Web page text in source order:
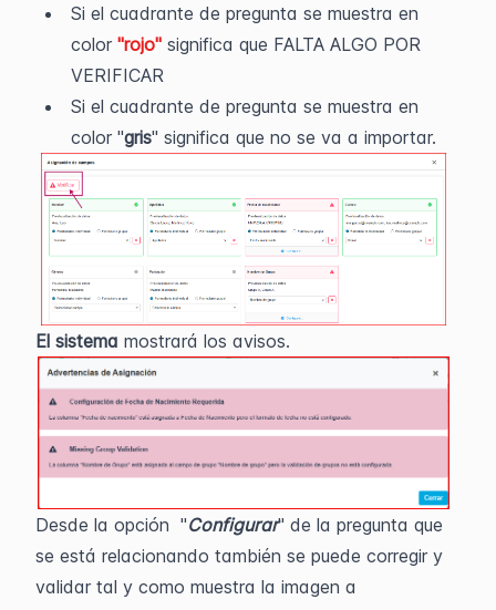
Si el cuadrante de pregunta se muestra en
color "rojo" significa que FALTA ALGO POR
VERIFICAR
Si el cuadrante de pregunta se muestra en
color "gris" significa que no se va a importar.
El sistema mostrará los avisos.
Desde la opción  "Configurar" de la pregunta que
se está relacionando también se puede corregir y
validar tal y como muestra la imagen a